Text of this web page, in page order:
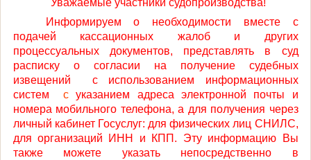
Информируем о необходимости вместе с
подачей кассационных жалоб и других
процессуальных документов, представлять в суд
расписку о согласии на получение судебных
извещений с использованием информационных
систем
с указанием адреса электронной почты и
номера мобильного телефона, а для получения через
личный кабинет Госуслуг: для физических лиц СНИЛС,
для организаций ИНН и КПП. Эту информацию Вы
также можете указать непосредственно в